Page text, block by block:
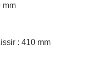
mm
: 410 mm